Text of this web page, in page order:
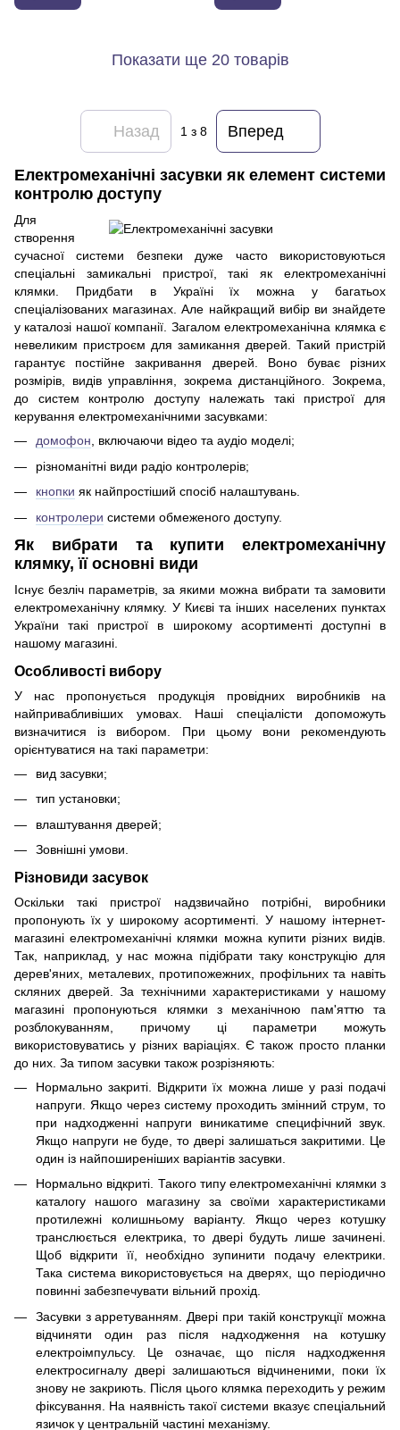
Показати ще 20 товарів
Назад 1 з 8 Вперед
Електромеханічні засувки як елемент системи
контролю доступу
Для
створення
сучасної системи безпеки дуже часто використовуються
спеціальні замикальні пристрої, такі як електромеханічні
клямки. Придбати в Україні їх можна у багатьох
спеціалізованих магазинах. Але найкращий вибір ви знайдете
у каталозі нашої компанії. Загалом електромеханічна клямка є
невеликим пристроєм для замикання дверей. Такий пристрій
гарантує постійне закривання дверей. Воно буває різних
розмірів, видів управління, зокрема дистанційного. Зокрема,
до систем контролю доступу належать такі пристрої для
керування електромеханічними засувками:
домофон, включаючи відео та аудіо моделі;
різноманітні види радіо контролерів;
кнопки як найпростіший спосіб налаштувань.
контролери системи обмеженого доступу.
Як вибрати та купити електромеханічну
клямку, її основні види
Існує безліч параметрів, за якими можна вибрати та замовити
електромеханічну клямку. У Києві та інших населених пунктах
України такі пристрої в широкому асортименті доступні в
нашому магазині.
Особливості вибору
У нас пропонується продукція провідних виробників на
найпривабливіших умовах. Наші спеціалісти допоможуть
визначитися із вибором. При цьому вони рекомендують
орієнтуватися на такі параметри:
вид засувки;
тип установки;
влаштування дверей;
Зовнішні умови.
Різновиди засувок
Оскільки такі пристрої надзвичайно потрібні, виробники
пропонують їх у широкому асортименті. У нашому інтернет-
магазині електромеханічні клямки можна купити різних видів.
Так, наприклад, у нас можна підібрати таку конструкцію для
дерев'яних, металевих, протипожежних, профільних та навіть
скляних дверей. За технічними характеристиками у нашому
магазині пропонуються клямки з механічною пам'яттю та
розблокуванням, причому ці параметри можуть
використовуватись у різних варіаціях. Є також просто планки
до них. За типом засувки також розрізняють:
Нормально закриті. Відкрити їх можна лише у разі подачі
напруги. Якщо через систему проходить змінний струм, то
при надходженні напруги виникатиме специфічний звук.
Якщо напруги не буде, то двері залишаться закритими. Це
один із найпоширеніших варіантів засувки.
Нормально відкриті. Такого типу електромеханічні клямки з
каталогу нашого магазину за своїми характеристиками
протилежні колишньому варіанту. Якщо через котушку
транслюється електрика, то двері будуть лише зачинені.
Щоб відкрити її, необхідно зупинити подачу електрики.
Така система використовується на дверях, що періодично
повинні забезпечувати вільний прохід.
Засувки з арретуванням. Двері при такій конструкції можна
відчиняти один раз після надходження на котушку
електроімпульсу. Це означає, що після надходження
електросигналу двері залишаються відчиненими, поки їх
знову не закриють. Після цього клямка переходить у режим
фіксування. На наявність такої системи вказує спеціальний
язичок у центральній частині механізму.